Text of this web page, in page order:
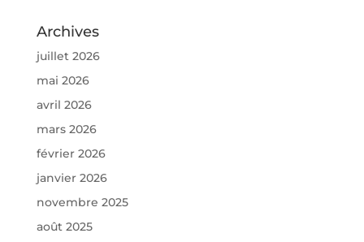
Archives
juillet 2026
mai 2026
avril 2026
mars 2026
février 2026
janvier 2026
novembre 2025
août 2025